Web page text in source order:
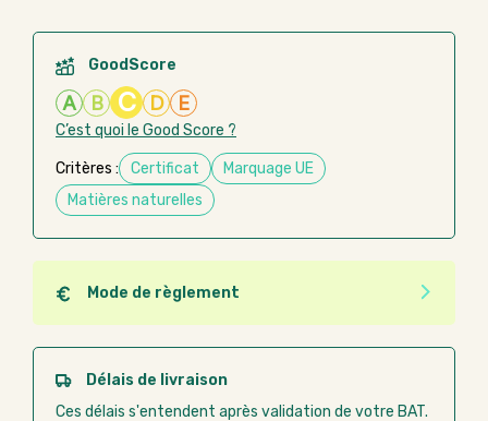
GoodScore
A B C D E
C’est quoi le Good Score ?
Critères : Certificat
Marquage UE
Matières naturelles
Mode de règlement
Quel que soit le mode de règlement, vous pouvez
passer commande en ligne sur Good Act.
Paiement CB :paiement sécurisé par carte
Délais de livraison
Ces délais s'entendent après validation de votre BAT.